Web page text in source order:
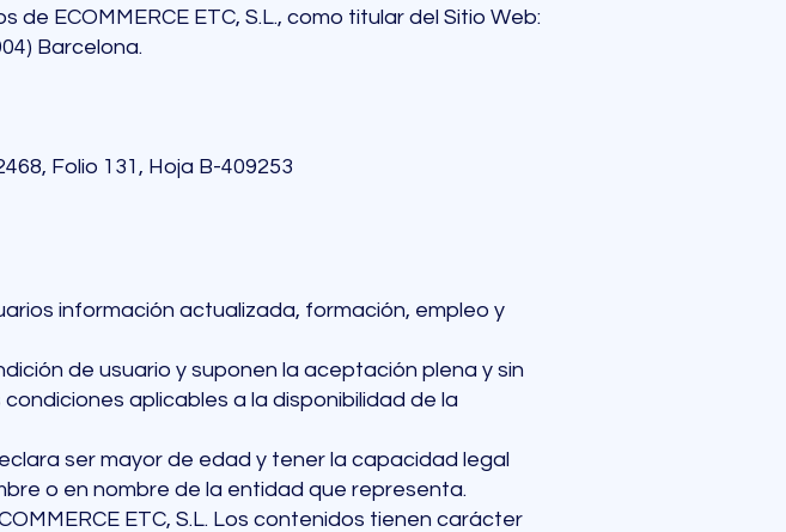
ECOMMERCE ETC, S.L., como titular del Sitio Web:
Barcelona.
Folio 131, Hoja B-409253
información actualizada, formación, empleo y
de usuario y suponen la aceptación plena y sin
aplicables a la disponibilidad de la
ser mayor de edad y tener la capacidad legal
o en nombre de la entidad que representa.
ETC, S.L. Los contenidos tienen carácter